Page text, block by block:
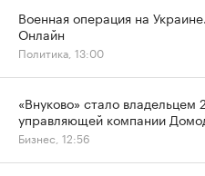
Военная операция на Украине.
Онлайн
Политика, 13:00
«Внуково» стало владельцем
управляющей компании
Бизнес, 12:56